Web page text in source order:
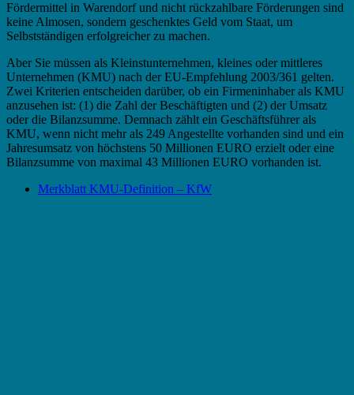
Fördermittel in Warendorf und nicht rückzahlbare Förderungen sind
keine Almosen, sondern geschenktes Geld vom Staat, um
Selbstständigen erfolgreicher zu machen.
Aber Sie müssen als Kleinstunternehmen, kleines oder mittleres
Unternehmen (KMU) nach der EU-Empfehlung 2003/361 gelten.
Zwei Kriterien entscheiden darüber, ob ein Firmeninhaber als KMU
anzusehen ist: (1) die Zahl der Beschäftigten und (2) der Umsatz
oder die Bilanzsumme. Demnach zählt ein Geschäftsführer als
KMU, wenn nicht mehr als 249 Angestellte vorhanden sind und ein
Jahresumsatz von höchstens 50 Millionen EURO erzielt oder eine
Bilanzsumme von maximal 43 Millionen EURO vorhanden ist.
Merkblatt KMU-Definition – KfW